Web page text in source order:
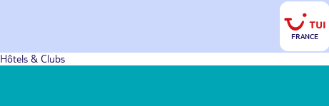
FRANCE
Hôtels & Clubs